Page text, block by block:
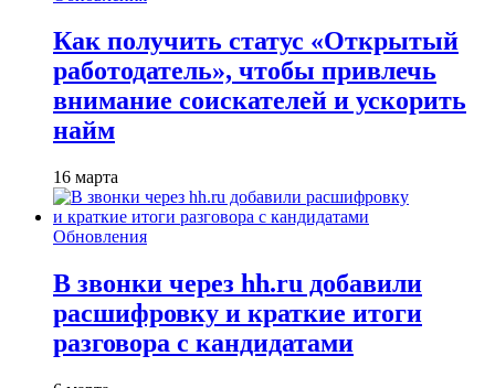
Как получить статус «Открытый
работодатель», чтобы привлечь
внимание соискателей и ускорить
найм
16 марта
Обновления
В звонки через hh.ru добавили
расшифровку и краткие итоги
разговора с кандидатами